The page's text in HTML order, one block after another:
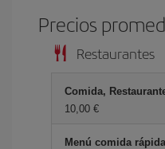
Precios
Restaurantes
Comida,
10,00
Menú comida rápida